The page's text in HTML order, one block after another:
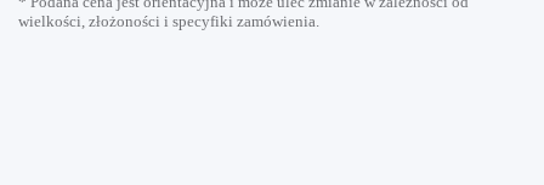
wielkości, złożoności i specyfiki zamówienia.